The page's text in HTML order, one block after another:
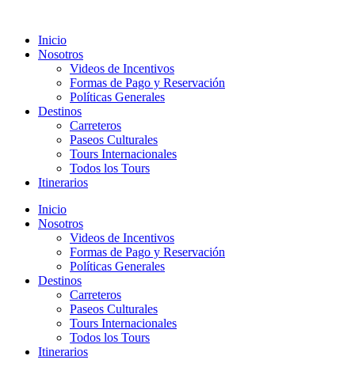
Inicio
Nosotros
Videos de Incentivos
Formas de Pago y Reservación
Políticas Generales
Destinos
Carreteros
Paseos Culturales
Tours Internacionales
Todos los Tours
Itinerarios
Inicio
Nosotros
Videos de Incentivos
Formas de Pago y Reservación
Políticas Generales
Destinos
Carreteros
Paseos Culturales
Tours Internacionales
Todos los Tours
Itinerarios